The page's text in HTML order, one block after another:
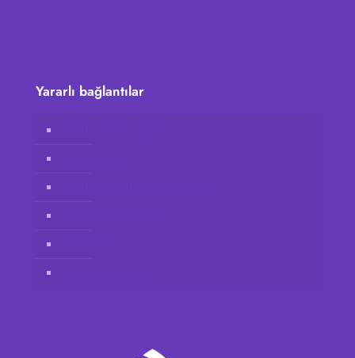
Yararlı bağlantılar